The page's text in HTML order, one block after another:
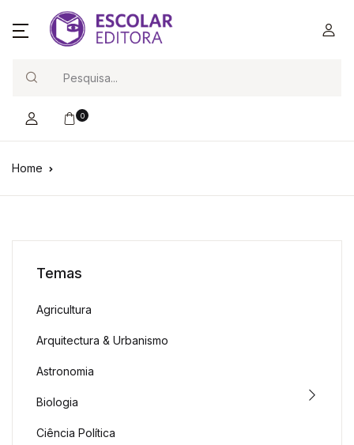
0
Home
Temas
Agricultura
Arquitectura & Urbanismo
Astronomia
Biologia
Ciência Política